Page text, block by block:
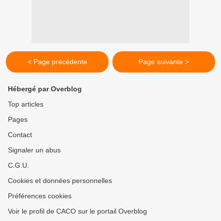
< Page précédente Page suivante >
Hébergé par Overblog
Top articles
Pages
Contact
Signaler un abus
C.G.U.
Cookies et données personnelles
Préférences cookies
Voir le profil de CACO sur le portail Overblog